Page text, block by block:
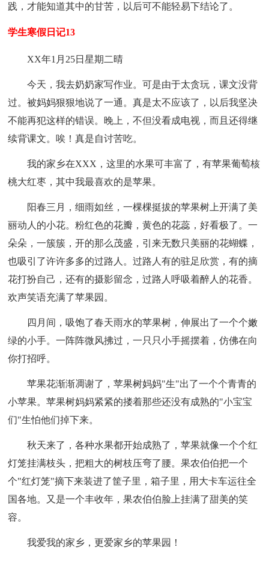
践，才能知道其中的甘苦，以后可不能轻易下结论了。
学生寒假日记13
XX年1月25日星期二晴
今天，我去奶奶家写作业。可是由于太贪玩，课文没背
过。被妈妈狠狠地说了一通。真是太不应该了，以后我坚决
不能再犯这样的错误。晚上，不但没看成电视，而且还得继
续背课文。唉！真是自讨苦吃。
我的家乡在XXX，这里的水果可丰富了，有苹果葡萄核
桃大红枣，其中我最喜欢的是苹果。
阳春三月，细雨如丝，一棵棵挺拔的苹果树上开满了美
丽动人的小花。粉红色的花瓣，黄色的花蕊，好看极了。一
朵朵，一簇簇，开的那么茂盛，引来无数只美丽的花蝴蝶，
也吸引了许许多多的过路人。过路人有的驻足欣赏，有的摘
花打扮自己，还有的摄影留念，过路人呼吸着醉人的花香。
欢声笑语充满了苹果园。
四月间，吸饱了春天雨水的苹果树，伸展出了一个个嫩
绿的小手。一阵阵微风拂过，一只只小手摇摆着，仿佛在向
你打招呼。
苹果花渐渐凋谢了，苹果树妈妈"生"出了一个个青青的
小苹果。苹果树妈妈紧紧的搂着那些还没有成熟的"小宝宝
们"生怕他们掉下来。
秋天来了，各种水果都开始成熟了，苹果就像一个个红
灯笼挂满枝头，把粗大的树枝压弯了腰。果农伯伯把一个
个"红灯笼"摘下来装进了筐子里，箱子里，用大卡车运往全
国各地。又是一个丰收年，果农伯伯脸上挂满了甜美的笑
容。
我爱我的家乡，更爱家乡的苹果园！